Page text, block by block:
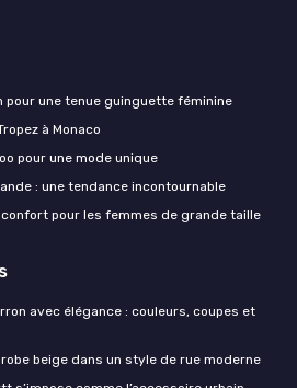
pour une tenue guinguette féminine
à Monaco
pour une mode unique
: une tendance incontournable
pour les femmes de grande taille
avec élégance : couleurs, coupes et
beige dans un style de rue moderne